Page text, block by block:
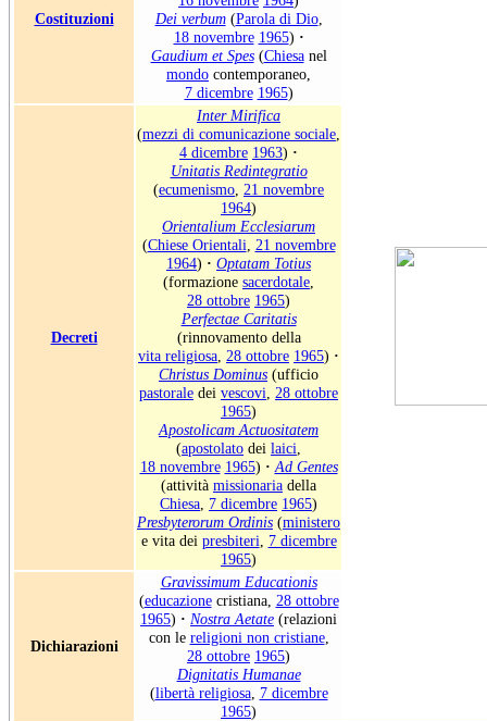
Costituzioni
Dei verbum(Parola di Dio,
18 novembre 1965) ·
Gaudium et Spes(Chiesanel
mondo contemporaneo,
7 dicembre 1965)
Decreti
Inter Mirifica
(mezzi di comunicazione sociale
4 dicembre 1963) ·
Unitatis Redintegratio
(ecumenismo 21 novembre
1964)
Orientalium Ecclesiarum
(Chiese Orientali
21 novembre
1964) · Optatam Totius
(formazione sacerdotale
28 ottobre 1965)
Perfectae Caritatis
(rinnovamento della
vita religiosa 28 ottobre 1965) ·
Christus Dominus (ufficio
pastorale dei vescovi
28 ottobre
1965)
Apostolicam Actuositatem
(apostolato dei laici
18 novembre 1965) · Ad Gentes
(attività missionaria della
Chiesa 7 dicembre 1965)
Presbyterorum Ordinis (ministero
e vita dei presbiteri
7 dicembre
1965)
Dichiarazioni
Gravissimum Educationis
(educazionecristiana, 28 ottobre
1965) · Nostra Aetate (relazioni
con le religioni non cristiane,
28 ottobre 1965)
Dignitatis Humanae
(libertà religiosa, 7 dicembre
1965)